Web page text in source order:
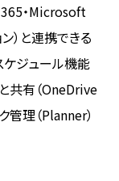
・Microsoft
）と連携できる
ケジュール機能
共有（OneDrive
理（Planner）